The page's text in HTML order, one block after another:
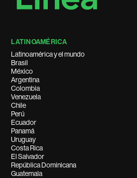
LATINOAMÉRICA
Latinoamérica y el mundo
Brasil
México
Argentina
Colombia
Venezuela
Chile
Perú
Ecuador
Panamá
Uruguay
Costa Rica
El Salvador
República Dominicana
Guatemala